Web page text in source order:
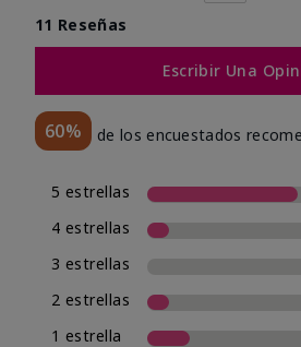
11 Reseñas
Escribir Una
60% de los encuestados
5 estrellas
4 estrellas
3 estrellas
2 estrellas
1 estrella